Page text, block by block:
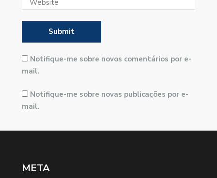
Notifique-me sobre novos comentários por e-
mail.
Notifique-me sobre novas publicações por e-
mail.
META